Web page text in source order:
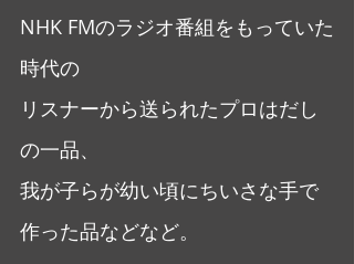
NHK FMのラジオ番組をもっていた
時代の
リスナーから送られたプロはだし
の一品、
我が子らが幼い頃にちいさな手で
作った品などなど。